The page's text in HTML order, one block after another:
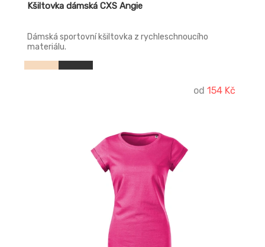
Kšiltovka dámská CXS Angie
Dámská sportovní kšiltovka z rychleschnoucího
materiálu.
od 154 Kč